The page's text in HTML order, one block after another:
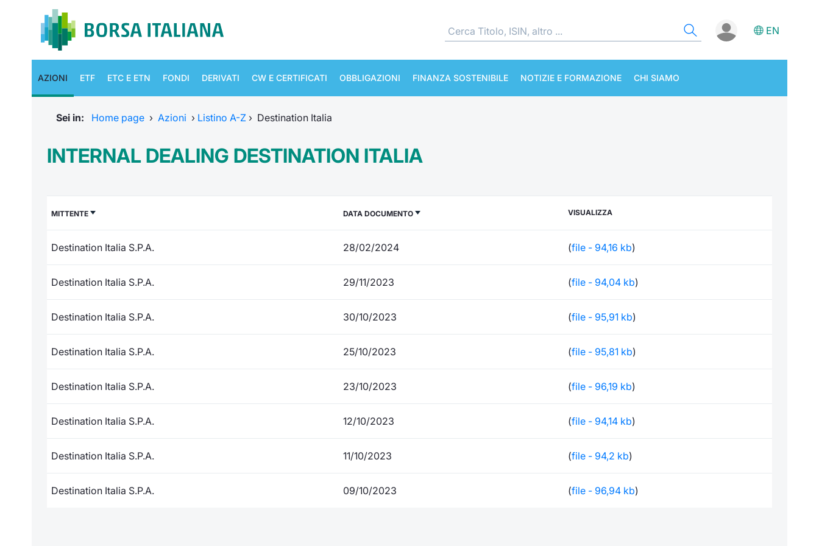
EN
AZIONI ETF ETC E ETN FONDI DERIVATI CW E CERTIFICATI OBBLIGAZIONI FINANZA SOSTENIBILE NOTIZIE E FORMAZIONE CHI SIAMO
Sei in: Home page › Azioni › Listino A-Z › Destination Italia
INTERNAL DEALING DESTINATION ITALIA
MITTENTE DATA DOCUMENTO VISUALIZZA
Destination Italia S.P.A. 28/02/2024 (file - 94,16 kb)
Destination Italia S.P.A. 29/11/2023 (file - 94,04 kb)
Destination Italia S.P.A. 30/10/2023 (file - 95,91 kb)
Destination Italia S.P.A. 25/10/2023 (file - 95,81 kb)
Destination Italia S.P.A. 23/10/2023 (file - 96,19 kb)
Destination Italia S.P.A. 12/10/2023 (file - 94,14 kb)
Destination Italia S.P.A. 11/10/2023 (file - 94,2 kb)
Destination Italia S.P.A. 09/10/2023 (file - 96,94 kb)